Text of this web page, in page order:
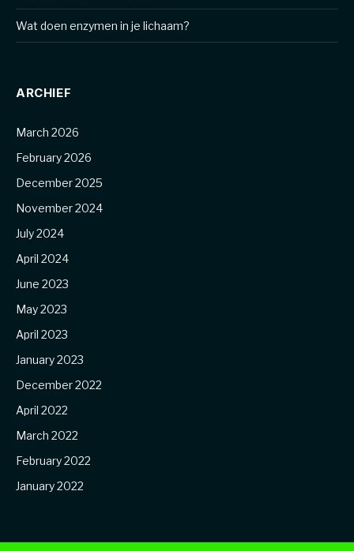
Wat doen enzymen in je lichaam?
ARCHIEF
March 2026
February 2026
December 2025
November 2024
July 2024
April 2024
June 2023
May 2023
April 2023
January 2023
December 2022
April 2022
March 2022
February 2022
January 2022